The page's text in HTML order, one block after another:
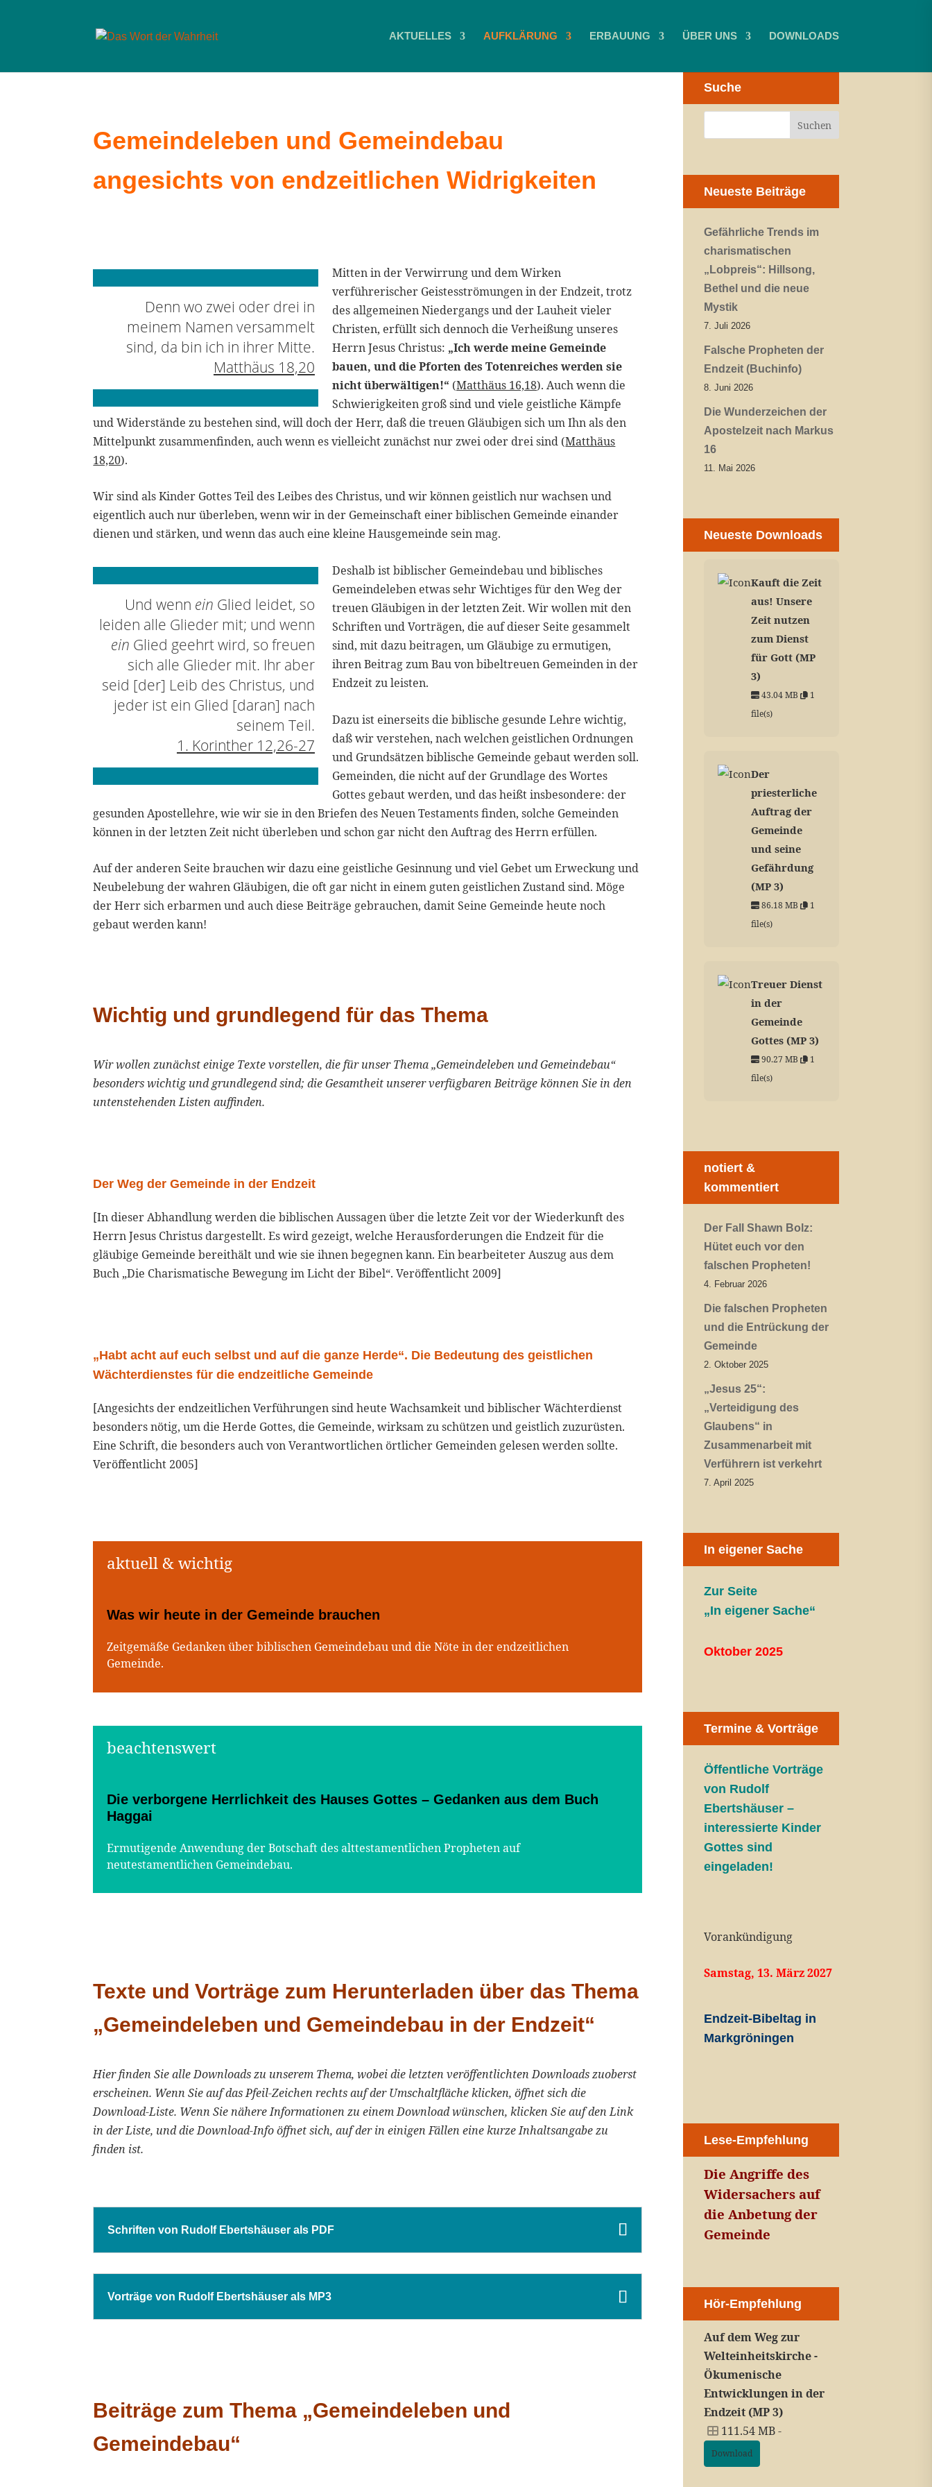
AKTUELLES AUFKLÄRUNG ERBAUUNG ÜBER UNS DOWNLOADS
Gemeindeleben und Gemeindebau
angesichts von endzeitlichen Widrigkeiten
Denn wo zwei oder drei in
meinem Namen versammelt
sind, da bin ich in ihrer Mitte.
Matthäus 18,20
Mitten in der Verwirrung und dem Wirken
verführerischer Geistesströmungen in der Endzeit, trotz
des allgemeinen Niedergangs und der Lauheit vieler
Christen, erfüllt sich dennoch die Verheißung unseres
Herrn Jesus Christus: „Ich werde meine Gemeinde
bauen, und die Pforten des Totenreiches werden sie
nicht überwältigen!“ (Matthäus 16,18). Auch wenn die
Schwierigkeiten groß sind und viele geistliche Kämpfe
und Widerstände zu bestehen sind, will doch der Herr, daß die treuen Gläubigen sich um Ihn als den
Mittelpunkt zusammenfinden, auch wenn es vielleicht zunächst nur zwei oder drei sind (Matthäus
18,20).
Wir sind als Kinder Gottes Teil des Leibes des Christus, und wir können geistlich nur wachsen und
eigentlich auch nur überleben, wenn wir in der Gemeinschaft einer biblischen Gemeinde einander
dienen und stärken, und wenn das auch eine kleine Hausgemeinde sein mag.
Und wenn ein Glied leidet, so
leiden alle Glieder mit; und wenn
ein Glied geehrt wird, so freuen
sich alle Glieder mit. Ihr aber
seid [der] Leib des Christus, und
jeder ist ein Glied [daran] nach
seinem Teil.
1. Korinther 12,26-27
Deshalb ist biblischer Gemeindebau und biblisches
Gemeindeleben etwas sehr Wichtiges für den Weg der
treuen Gläubigen in der letzten Zeit. Wir wollen mit den
Schriften und Vorträgen, die auf dieser Seite gesammelt
sind, mit dazu beitragen, um Gläubige zu ermutigen,
ihren Beitrag zum Bau von bibeltreuen Gemeinden in der
Endzeit zu leisten.
Dazu ist einerseits die biblische gesunde Lehre wichtig,
daß wir verstehen, nach welchen geistlichen Ordnungen
und Grundsätzen biblische Gemeinde gebaut werden soll.
Gemeinden, die nicht auf der Grundlage des Wortes
Gottes gebaut werden, und das heißt insbesondere: der
gesunden Apostellehre, wie wir sie in den Briefen des Neuen Testaments finden, solche Gemeinden
können in der letzten Zeit nicht überleben und schon gar nicht den Auftrag des Herrn erfüllen.
Auf der anderen Seite brauchen wir dazu eine geistliche Gesinnung und viel Gebet um Erweckung und
Neubelebung der wahren Gläubigen, die oft gar nicht in einem guten geistlichen Zustand sind. Möge
der Herr sich erbarmen und auch diese Beiträge gebrauchen, damit Seine Gemeinde heute noch
gebaut werden kann!
Wichtig und grundlegend für das Thema
Wir wollen zunächst einige Texte vorstellen, die für unser Thema „Gemeindeleben und Gemeindebau“
besonders wichtig und grundlegend sind; die Gesamtheit unserer verfügbaren Beiträge können Sie in den
untenstehenden Listen auffinden.
Der Weg der Gemeinde in der Endzeit
[In dieser Abhandlung werden die biblischen Aussagen über die letzte Zeit vor der Wiederkunft des
Herrn Jesus Christus dargestellt. Es wird gezeigt, welche Herausforderungen die Endzeit für die
gläubige Gemeinde bereithält und wie sie ihnen begegnen kann. Ein bearbeiteter Auszug aus dem
Buch „Die Charismatische Bewegung im Licht der Bibel“. Veröffentlicht 2009]
„Habt acht auf euch selbst und auf die ganze Herde“. Die Bedeutung des geistlichen
Wächterdienstes für die endzeitliche Gemeinde
[Angesichts der endzeitlichen Verführungen sind heute Wachsamkeit und biblischer Wächterdienst
besonders nötig, um die Herde Gottes, die Gemeinde, wirksam zu schützen und geistlich zuzurüsten.
Eine Schrift, die besonders auch von Verantwortlichen örtlicher Gemeinden gelesen werden sollte.
Veröffentlicht 2005]
Was wir heute in der Gemeinde brauchen
Zeitgemäße Gedanken über biblischen Gemeindebau und die Nöte in der endzeitlichen
Gemeinde.
Die verborgene Herrlichkeit des Hauses Gottes – Gedanken aus dem Buch
Haggai
Ermutigende Anwendung der Botschaft des alttestamentlichen Propheten auf
neutestamentlichen Gemeindebau.
Texte und Vorträge zum Herunterladen über das Thema
„Gemeindeleben und Gemeindebau in der Endzeit“
Hier finden Sie alle Downloads zu unserem Thema, wobei die letzten veröffentlichten Downloads zuoberst
erscheinen. Wenn Sie auf das Pfeil-Zeichen rechts auf der Umschaltfläche klicken, öffnet sich die
Download-Liste. Wenn Sie nähere Informationen zu einem Download wünschen, klicken Sie auf den Link
in der Liste, und die Download-Info öffnet sich, auf der in einigen Fällen eine kurze Inhaltsangabe zu
finden ist.
Schriften von Rudolf Ebertshäuser als PDF
Vorträge von Rudolf Ebertshäuser als MP3
Beiträge zum Thema „Gemeindeleben und
Gemeindebau“
Suche
Neueste Beiträge
Gefährliche Trends im
charismatischen
„Lobpreis“: Hillsong,
Bethel und die neue
Mystik
7. Juli 2026
Falsche Propheten der
Endzeit (Buchinfo)
8. Juni 2026
Die Wunderzeichen der
Apostelzeit nach Markus
16
11. Mai 2026
Neueste Downloads
Kauft die Zeit
aus! Unsere
Zeit nutzen
zum Dienst
für Gott (MP
3)
43.04 MB
1
file(s)
Der
priesterliche
Auftrag der
Gemeinde
und seine
Gefährdung
(MP 3)
86.18 MB
1
file(s)
Treuer Dienst
in der
Gemeinde
Gottes (MP 3)
90.27 MB
1
file(s)
notiert &
kommentiert
Der Fall Shawn Bolz:
Hütet euch vor den
falschen Propheten!
4. Februar 2026
Die falschen Propheten
und die Entrückung der
Gemeinde
2. Oktober 2025
„Jesus 25“:
„Verteidigung des
Glaubens“ in
Zusammenarbeit mit
Verführern ist verkehrt
7. April 2025
In eigener Sache
Zur Seite
„In eigener Sache“
Oktober 2025
Termine & Vorträge
Öffentliche Vorträge
von Rudolf
Ebertshäuser –
interessierte Kinder
Gottes sind
eingeladen!
Vorankündigung
Samstag, 13. März 2027
Endzeit-Bibeltag in
Markgröningen
Lese-Empfehlung
Die Angriffe des
Widersachers auf
die Anbetung der
Gemeinde
Hör-Empfehlung
Auf dem Weg zur
Welteinheitskirche -
Ökumenische
Entwicklungen in der
Endzeit (MP 3)
111.54 MB -
Download